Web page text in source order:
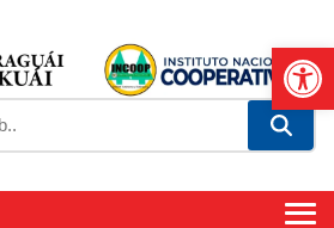
Abrir